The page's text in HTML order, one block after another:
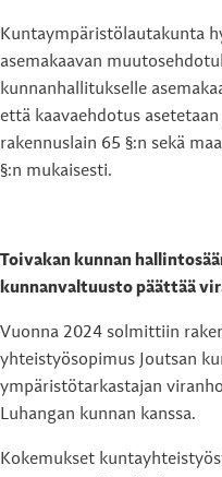
Kuntaympäristölautakunta
asemakaavan
kunnanhallitukselle
että kaavaehdotus
rakennuslain 65 §:n sekä
§:n mukaisesti.
Toivakan kunnan
kunnanvaltuusto päättää
Vuonna 2024 solmittiin
yhteistyösopimus Joutsan
ympäristötarkastajan
Luhangan kunnan kanssa.
Kokemukset